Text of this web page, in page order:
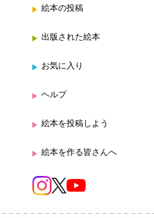
絵本の投稿
出版された絵本
お気に入り
ヘルプ
絵本を投稿しよう
絵本を作る皆さんへ